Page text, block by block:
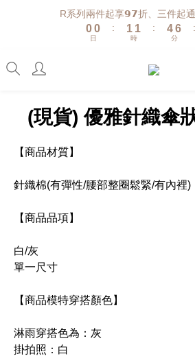
R系列兩件起享𝟵𝟳折、三件起
1
0
1
0
日
:
2
1
0
2
1
0
時
:
5
4
3
7
6
5
0
分
:
(現貨) 優雅針織傘
【商品材質】
針織棉(有彈性/腰部整圈鬆緊/有內裡)
【商品品項】
白/灰
單一尺寸
【商品模特穿搭顏色】
淋雨穿搭色為：灰
掛拍照：白